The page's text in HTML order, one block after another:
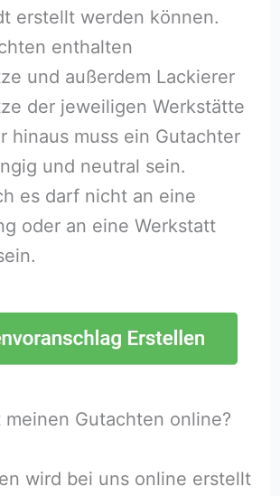
erstellt werden können.
enthalten
und außerdem Lackierer
der jeweiligen Werkstätte
hinaus muss ein Gutachter
und neutral sein.
es darf nicht an eine
oder an eine Werkstatt
Gutachten online?
wird bei uns online erstellt